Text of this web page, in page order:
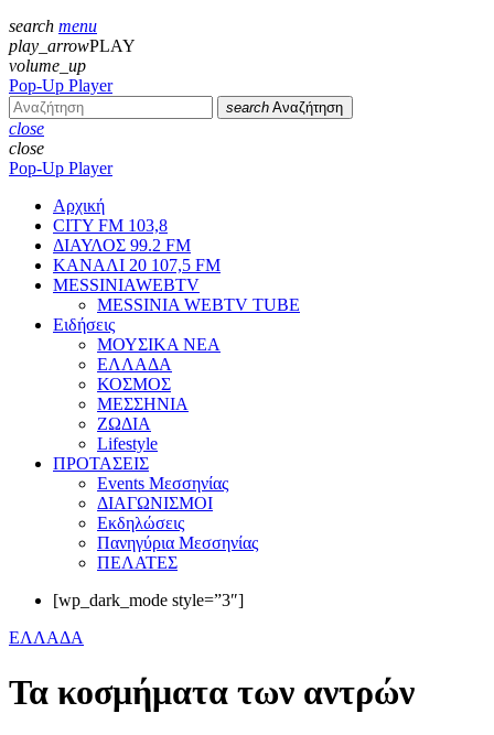
search menu
play_arrowPLAY
volume_up
Pop-Up Player
search Αναζήτηση
close
close
Pop-Up Player
Αρχική
CITY FM 103,8
ΔΙΑΥΛΟΣ 99.2 FM
ΚΑΝΑΛΙ 20 107,5 FM
MESSINIAWEBTV
MESSINIA WEBTV TUBE
Eιδήσεις
ΜΟΥΣΙΚΑ ΝΕΑ
ΕΛΛΑΔΑ
ΚΟΣΜΟΣ
ΜΕΣΣΗΝΙΑ
ΖΩΔΙΑ
Lifestyle
ΠΡΟΤΑΣΕΙΣ
Events Μεσσηνίας
ΔΙΑΓΩΝΙΣΜΟΙ
Εκδηλώσεις
Πανηγύρια Μεσσηνίας
ΠΕΛΑΤΕΣ
[wp_dark_mode style=”3″]
ΕΛΛΑΔΑ
Τα κοσμήματα των αντρών